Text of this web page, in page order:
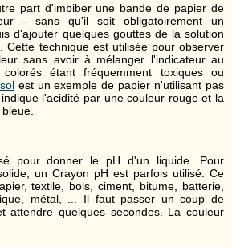
part d'imbiber une bande de papier de
- sans qu'il soit obligatoirement un
d'ajouter quelques gouttes de la solution
Cette technique est utilisée pour observer
sans avoir à mélanger l'indicateur au
étant fréquemment toxiques ou
est un exemple de papier n'utilisant pas
l'acidité par une couleur rouge et la
pour donner le pH d'un liquide. Pour
un Crayon pH est parfois utilisé. Ce
textile, bois, ciment, bitume, batterie,
métal, ... Il faut passer un coup de
attendre quelques secondes. La couleur